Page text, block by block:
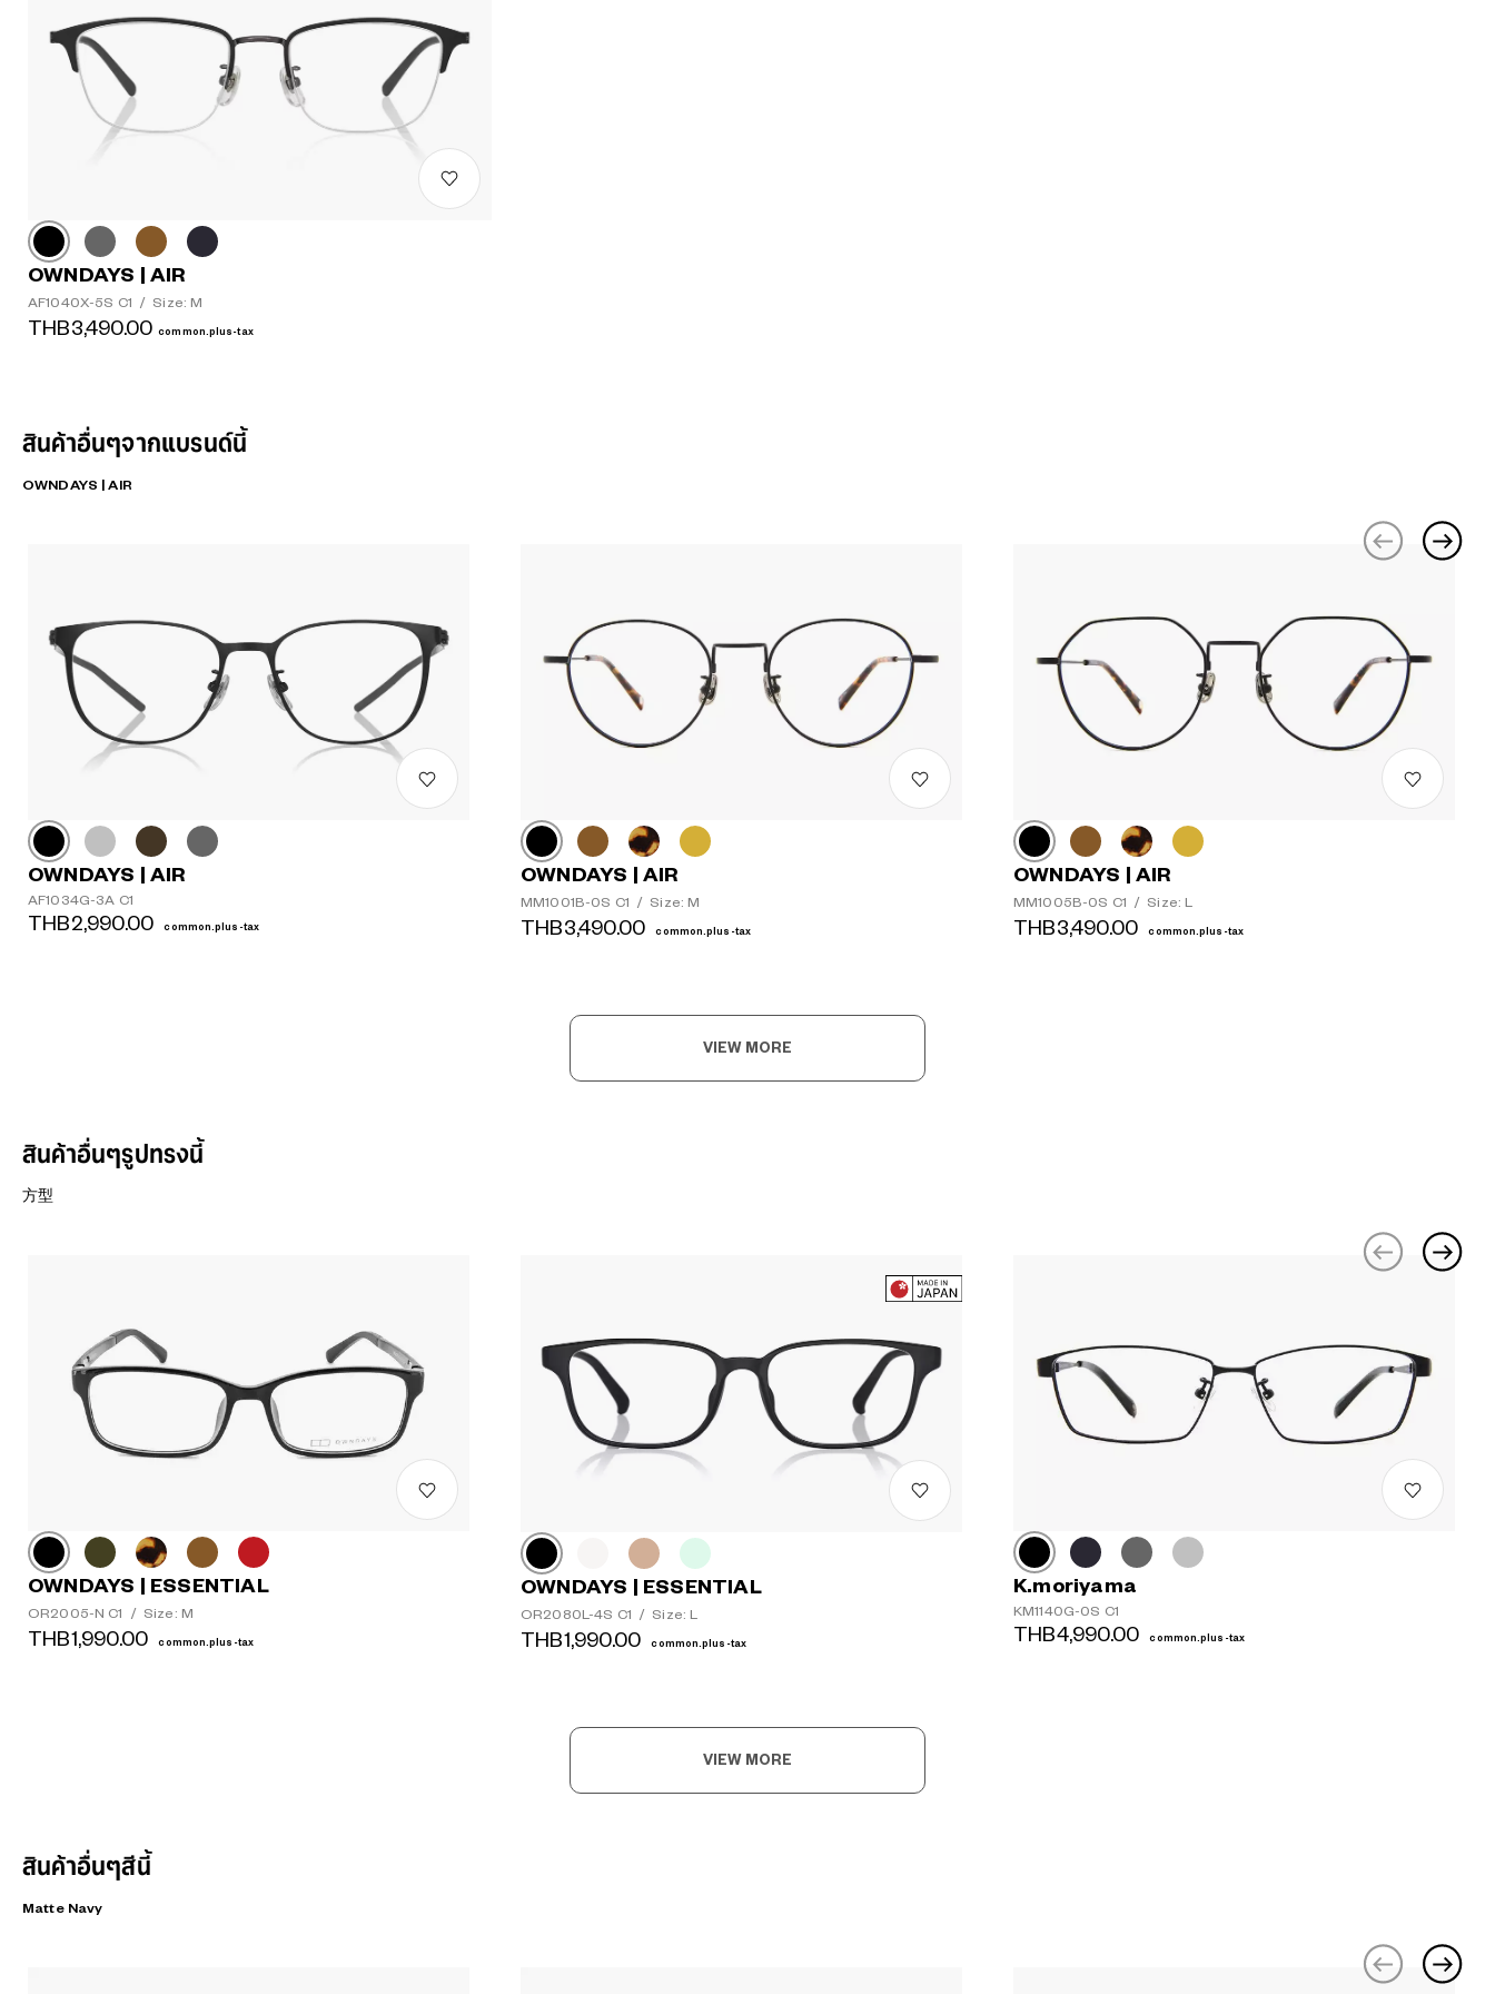
OWNDAYS | AIR
AF1040X-5S C1 / Size: M
THB3,490.00 common.plus-tax
สินค้าอื่นๆจากแบรนด์นี้
OWNDAYS | AIR
OWNDAYS | AIR
AF1034G-3A C1
THB2,990.00 common.plus-tax
OWNDAYS | AIR
MM1001B-0S C1 / Size: M
THB3,490.00 common.plus-tax
OWNDAYS | AIR
MM1005B-0S C1 / Size: L
THB3,490.00 common.plus-tax
VIEW MORE
สินค้าอื่นๆรูปทรงนี้
方型
OWNDAYS | ESSENTIAL
OR2005-N C1 / Size: M
THB1,990.00 common.plus-tax
OWNDAYS | ESSENTIAL
OR2080L-4S C1 / Size: L
THB1,990.00 common.plus-tax
K.moriyama
KM1140G-0S C1
THB4,990.00 common.plus-tax
VIEW MORE
สินค้าอื่นๆสีนี้
Matte Navy